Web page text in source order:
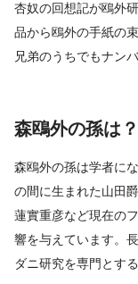
杏奴の回想記が鴎外
品から鴎外の手紙の
兄弟のうちでもナン
森鴎外の孫は？
森鴎外の孫は学者に
の間に生まれた山田
蓮實重彦など現在の
響を与えています。
ダニ研究を専門とす